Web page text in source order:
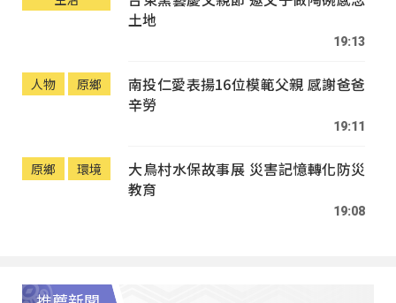
土地
19:13
人物 原鄉
南投仁愛表揚16位模範父親 感謝爸爸
辛勞
19:11
原鄉 環境
大鳥村水保故事展 災害記憶轉化防災
教育
19:08